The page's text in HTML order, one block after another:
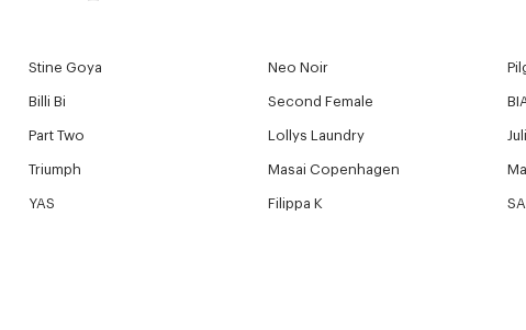
Stine Goya Neo Noir
Billi Bi Second Female
Part Two Lollys Laundry
Triumph Masai Copenhagen
YAS Filippa K